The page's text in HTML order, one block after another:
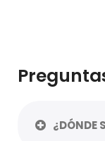
¿DÓNDE